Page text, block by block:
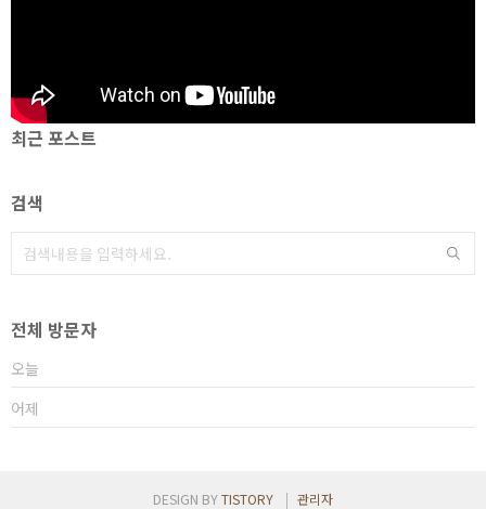
최근 포스트
검색
전체 방문자
오늘
어제
DESIGN BYTISTORY 관리자